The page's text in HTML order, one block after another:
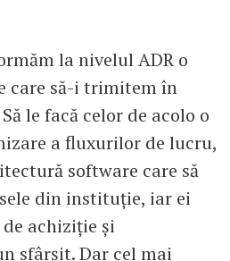
la nivelul ADR o
care să-i trimitem în
le facă celor de acolo o
a fluxurilor de lucru,
software care să
din instituție, iar ei
achiziție și
sfârșit. Dar cel mai